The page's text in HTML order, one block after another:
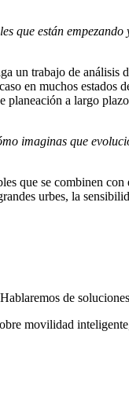
que están
un trabajo de
en muchos
planeación a largo
imaginas que
que se combinen
urbes, la
de
movilidad